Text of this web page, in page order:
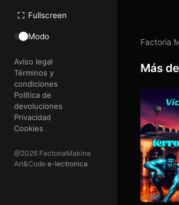
Fullscreen
Modo
Aviso legal
Términos y
condiciones
Política de
devoluciones
Privacidad
Cookies
@2026 FactoriaMakina
Art&Code e-lectronica
Factoria
Más